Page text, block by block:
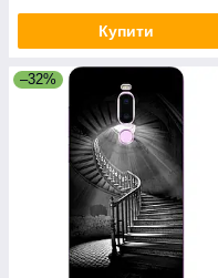
Купити
–32%